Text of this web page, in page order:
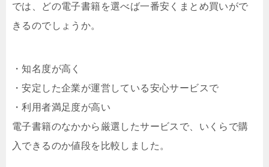
では、どの電子書籍を選べば一番安くまとめ買いがで
きるのでしょうか。
・知名度が高く
・安定した企業が運営している安心サービスで
・利用者満足度が高い
電子書籍のなかから厳選したサービスで、いくらで購
入できるのか値段を比較しました。